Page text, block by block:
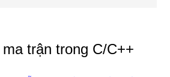
trận trong C/C++